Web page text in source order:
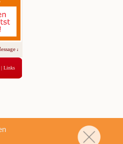
ab nur 5,95 € für 3 Tage!
| Links